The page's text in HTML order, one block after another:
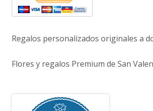
Regalos personalizados originales a
Flores y regalos Premium de San